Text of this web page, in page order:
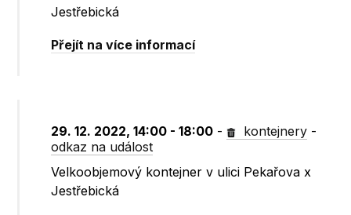
Jestřebická
Přejít na více informací
29. 12. 2022, 14:00 - 18:00 - kontejnery -
odkaz na událost
Velkoobjemový kontejner v ulici Pekařova x
Jestřebická